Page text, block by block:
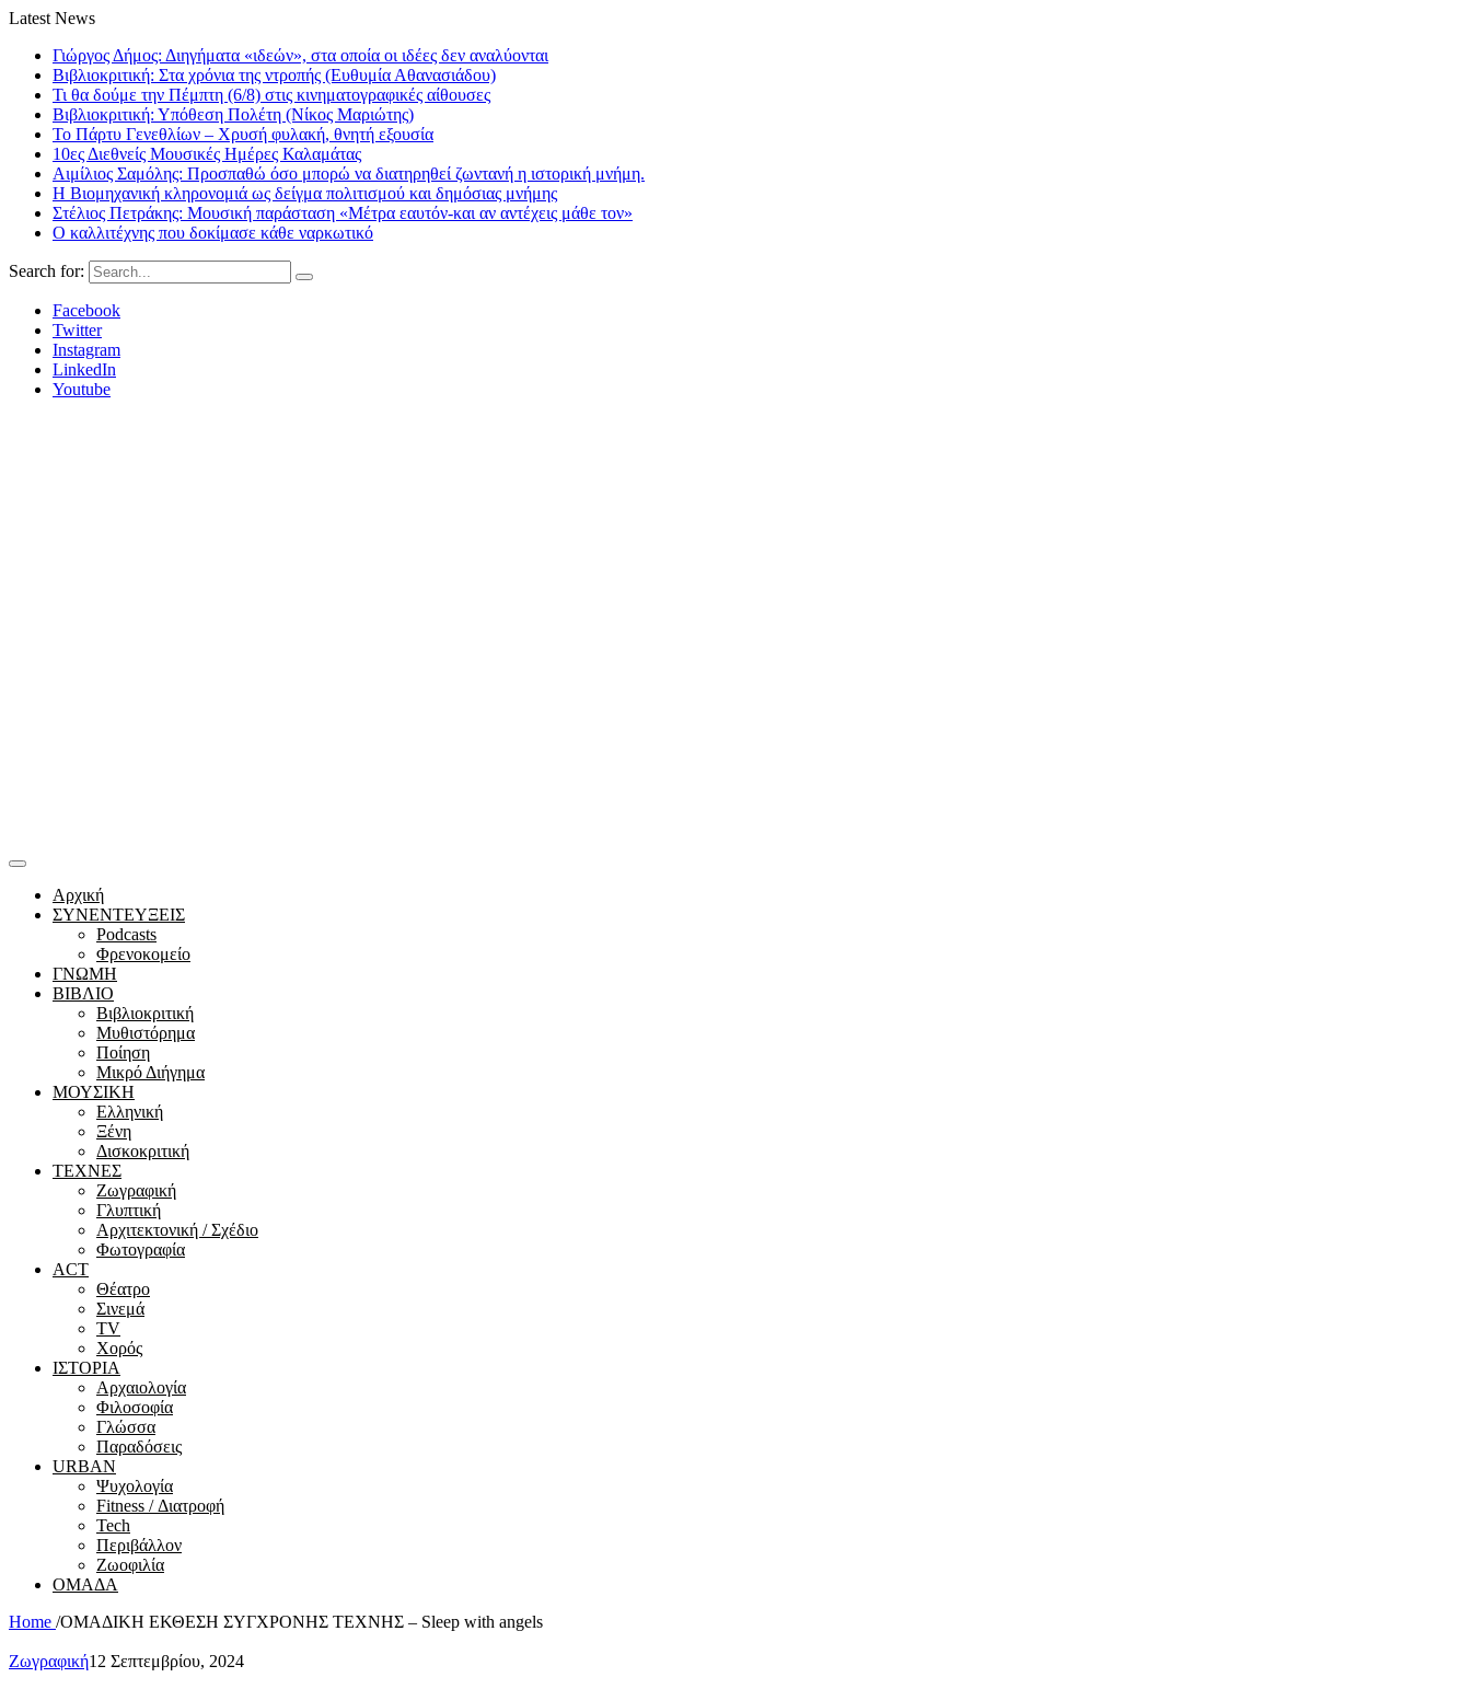
Latest News
Γιώργος Δήμος: Διηγήματα «ιδεών», στα οποία οι ιδέες δεν αναλύονται
Βιβλιοκριτική: Στα χρόνια της ντροπής (Ευθυμία Αθανασιάδου)
Τι θα δούμε την Πέμπτη (6/8) στις κινηματογραφικές αίθουσες
Βιβλιοκριτική: Υπόθεση Πολέτη (Νίκος Μαριώτης)
Το Πάρτυ Γενεθλίων – Χρυσή φυλακή, θνητή εξουσία
10ες Διεθνείς Μουσικές Ημέρες Καλαμάτας
Αιμίλιος Σαμόλης: Προσπαθώ όσο μπορώ να διατηρηθεί ζωντανή η ιστορική μνήμη.
Η Βιομηχανική κληρονομιά ως δείγμα πολιτισμού και δημόσιας μνήμης
Στέλιος Πετράκης: Μουσική παράσταση «Μέτρα εαυτόν-και αν αντέχεις μάθε τον»
Ο καλλιτέχνης που δοκίμασε κάθε ναρκωτικό
Search for:
Facebook
Twitter
Instagram
LinkedIn
Youtube
Αρχική
ΣΥΝΕΝΤΕΥΞΕΙΣ
Podcasts
Φρενοκομείο
ΓΝΩΜΗ
ΒΙΒΛΙΟ
Βιβλιοκριτική
Μυθιστόρημα
Ποίηση
Μικρό Διήγημα
ΜΟΥΣΙΚΗ
Ελληνική
Ξένη
Δισκοκριτική
ΤΕΧΝΕΣ
Ζωγραφική
Γλυπτική
Αρχιτεκτονική / Σχέδιο
Φωτογραφία
ACT
Θέατρο
Σινεμά
ΤV
Χορός
ΙΣΤΟΡΙΑ
Αρχαιολογία
Φιλοσοφία
Γλώσσα
Παραδόσεις
URBAN
Ψυχολογία
Fitness / Διατροφή
Tech
Περιβάλλον
Ζωοφιλία
ΟΜΑΔΑ
Home /ΟΜΑΔΙΚΗ ΕΚΘΕΣΗ ΣΥΓΧΡΟΝΗΣ ΤΕΧΝΗΣ – Sleep with angels
Ζωγραφική12 Σεπτεμβρίου, 2024